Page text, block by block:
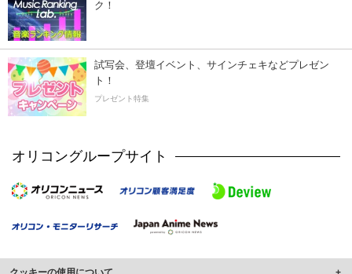
ク！
試写会、登壇イベント、サインチェキなどプレゼン
ト！
プレゼント特集
オリコングループサイト